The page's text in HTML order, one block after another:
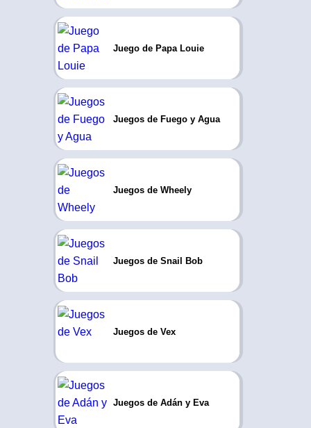
Juego de Papa Louie
Juegos de Fuego y Agua
Juegos de Wheely
Juegos de Snail Bob
Juegos de Vex
Juegos de Adán y Eva